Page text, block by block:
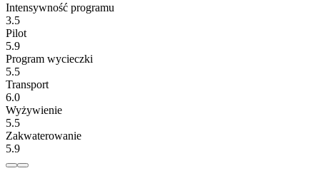
Intensywność programu
3.5
Pilot
5.9
Program wycieczki
5.5
Transport
6.0
Wyżywienie
5.5
Zakwaterowanie
5.9